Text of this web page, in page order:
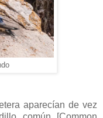
aparecían de vez